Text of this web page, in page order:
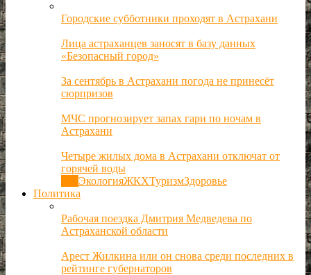
Городские субботники проходят в Астрахани
Лица астраханцев заносят в базу данных
«Безопасный город»
За сентябрь в Астрахани погода не принесёт
сюрпризов
МЧС прогнозирует запах гари по ночам в
Астрахани
Четыре жилых дома в Астрахани отключат от
горячей воды
ЭкологияЖКХТуризмЗдоровье
Политика
Рабочая поездка Дмитрия Медведева по
Астраханской области
Арест Жилкина или он снова среди последних в
рейтинге губернаторов